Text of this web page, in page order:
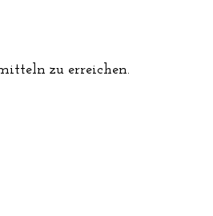
zu erreichen.